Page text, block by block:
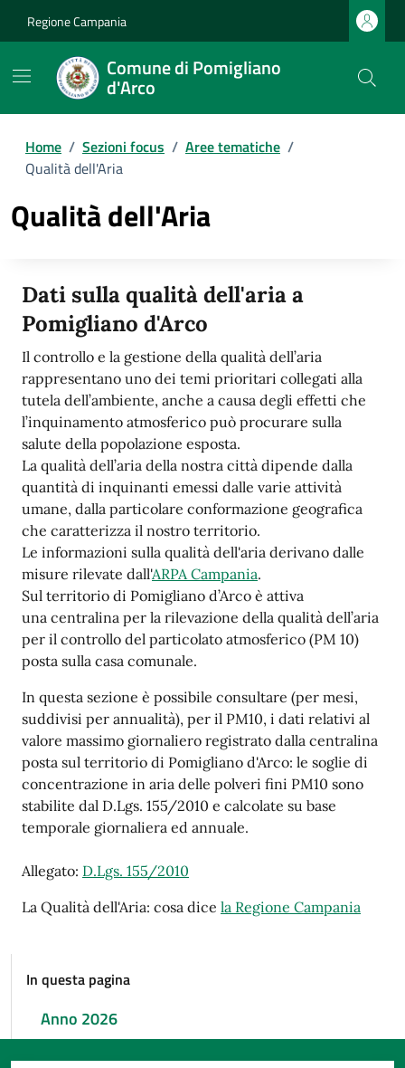
Regione Campania
Comune di Pomigliano
d'Arco
Home / Sezioni focus / Aree tematiche /
Qualità dell'Aria
Qualità dell'Aria
Dati sulla qualità dell'aria a
Pomigliano d'Arco
Il controllo e la gestione della qualità dell’aria
rappresentano uno dei temi prioritari collegati alla
tutela dell’ambiente, anche a causa degli effetti che
l’inquinamento atmosferico può procurare sulla
salute della popolazione esposta.
La qualità dell’aria della nostra città dipende dalla
quantità di inquinanti emessi dalle varie attività
umane, dalla particolare conformazione geografica
che caratterizza il nostro territorio.
Le informazioni sulla qualità dell'aria derivano dalle
misure rilevate dall'ARPA Campania.
Sul territorio di Pomigliano d’Arco è attiva
una centralina per la rilevazione della qualità dell’aria
per il controllo del particolato atmosferico (PM 10)
posta sulla casa comunale.
In questa sezione è possibile consultare (per mesi,
suddivisi per annualità), per il PM10, i dati relativi al
valore massimo giornaliero registrato dalla centralina
posta sul territorio di Pomigliano d'Arco: le soglie di
concentrazione in aria delle polveri fini PM10 sono
stabilite dal D.Lgs. 155/2010 e calcolate su base
temporale giornaliera ed annuale.
Allegato: D.Lgs. 155/2010
La Qualità dell'Aria: cosa dice la Regione Campania
In questa pagina
Anno 2026